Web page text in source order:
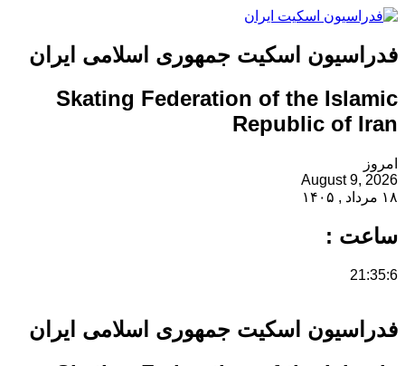
فدراسیون اسکیت جمهوری اسلامی ایران
Skating Federation of the Islamic
Republic of Iran
امروز
August 9, 2026
۱۸ مرداد , ۱۴۰۵
ساعت :
21:35:6
فدراسیون اسکیت جمهوری اسلامی ایران